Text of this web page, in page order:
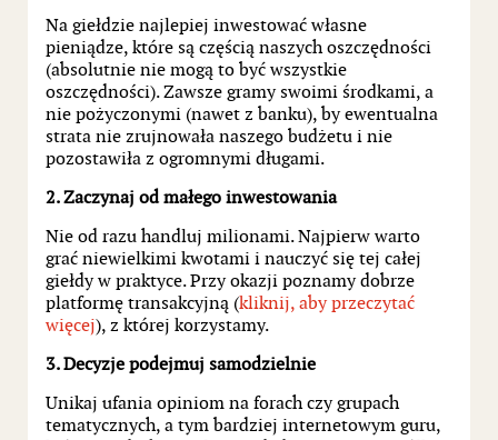
Na giełdzie najlepiej inwestować własne
pieniądze, które są częścią naszych oszczędności
(absolutnie nie mogą to być wszystkie
oszczędności). Zawsze gramy swoimi środkami, a
nie pożyczonymi (nawet z banku), by ewentualna
strata nie zrujnowała naszego budżetu i nie
pozostawiła z ogromnymi długami.
2. Zaczynaj od małego inwestowania
Nie od razu handluj milionami. Najpierw warto
grać niewielkimi kwotami i nauczyć się tej całej
giełdy w praktyce. Przy okazji poznamy dobrze
platformę transakcyjną (kliknij, aby przeczytać
więcej), z której korzystamy.
3. Decyzje podejmuj samodzielnie
Unikaj ufania opiniom na forach czy grupach
tematycznych, a tym bardziej internetowym guru,